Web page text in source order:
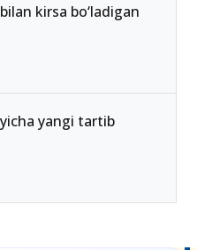
kirsa bo‘ladigan
yangi tartib